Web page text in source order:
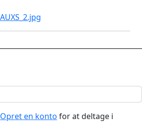
Opret en konto for at deltage i